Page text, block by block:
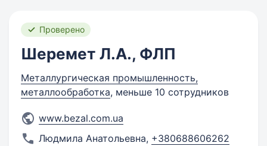
Проверено
Шеремет Л.А., ФЛП
Металлургическая промышленность,
металлообработка, меньше 10 сотрудников
www.bezal.com.ua
Людмила Анатольевна, +380688606262